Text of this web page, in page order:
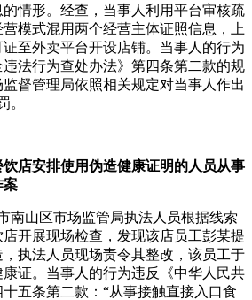
情形。经查，当事人利用平台审核疏
模式混用两个经营主体证照信息，上
至外卖平台开设店铺。当事人的行为
法行为查处办法》第四条第二款的规
督管理局依照相关规定对当事人作出
。
店安排使用伪造健康证明的人员从事
案
南山区市场监管局执法人员根据线索
开展现场检查，发现该店员工彭某提
执法人员现场责令其整改，该员工于
康证。当事人的行为违反《中华人民共
五条第二款：“从事接触直接入口食